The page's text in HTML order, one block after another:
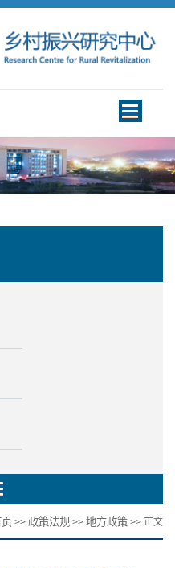
Toggle
navigation
>> 政策法规 >> 地方政策 >> 正文